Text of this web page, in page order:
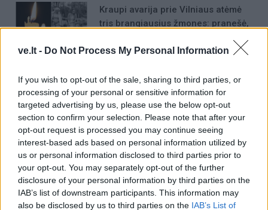
ve.lt - Do Not Process My Personal Information
If you wish to opt-out of the sale, sharing to third parties, or
processing of your personal or sensitive information for
targeted advertising by us, please use the below opt-out
section to confirm your selection. Please note that after your
opt-out request is processed you may continue seeing
interest-based ads based on personal information utilized by
us or personal information disclosed to third parties prior to
your opt-out. You may separately opt-out of the further
disclosure of your personal information by third parties on the
IAB’s list of downstream participants. This information may
also be disclosed by us to third parties on the IAB’s List of
Kraupi avarija prie Vilniaus atėmė
tris brangiausius žmones: pranešė,
mergaite, jos mama ir močiute
ženklų: gali būti lengviau nutraukti
tai, kas nebeveikia
5 Zodiako ženklai, kuriems
finansiškai sekasi geriausiai iš visų